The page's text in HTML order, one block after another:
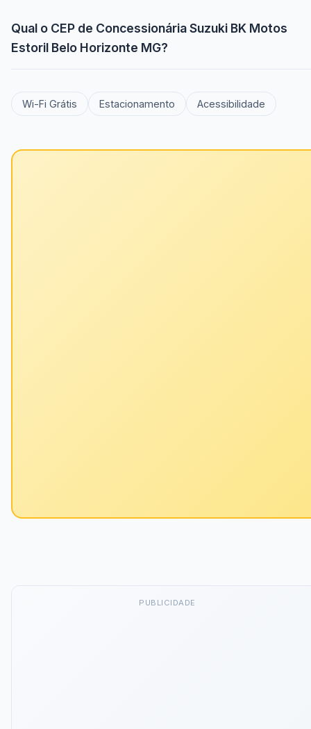
Qual o CEP de Concessionária Suzuki BK Motos
Estoril Belo Horizonte MG?
Wi-Fi Grátis Estacionamento Acessibilidade
PUBLICIDADE